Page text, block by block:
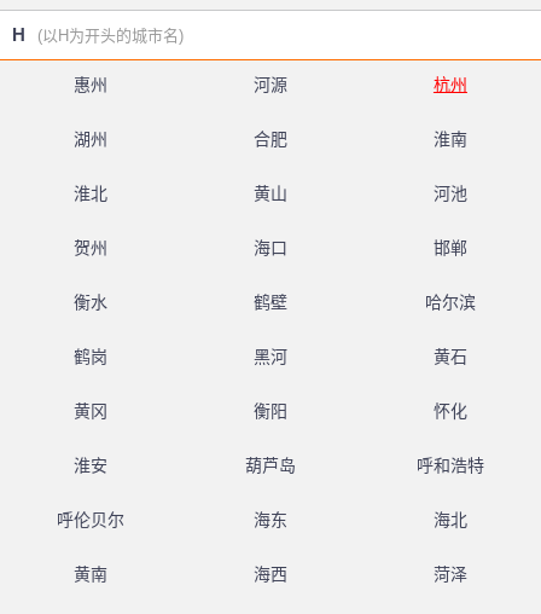
H (以H为开头的城市名)
惠州 河源 杭州
湖州 合肥 淮南
淮北 黄山 河池
贺州 海口 邯郸
衡水 鹤壁 哈尔滨
鹤岗 黑河 黄石
黄冈 衡阳 怀化
淮安 葫芦岛 呼和浩特
呼伦贝尔 海东 海北
黄南 海西 菏泽